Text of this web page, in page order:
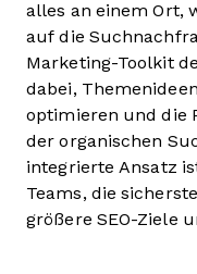
alles an einem Ort,
auf die
Marketing-Toolkit
dabei,
optimieren und die
der organischen
integrierte Ansatz
Teams, die
größere SEO-Ziele